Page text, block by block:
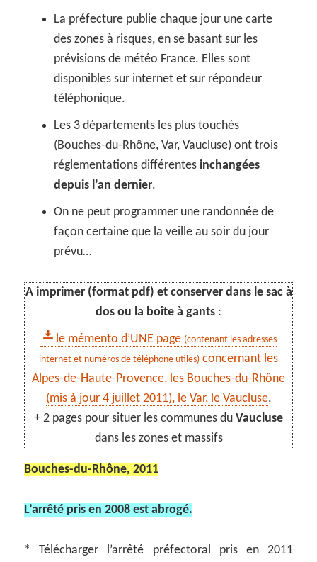
La préfecture publie chaque jour une carte
des zones à risques, en se basant sur les
prévisions de météo France. Elles sont
disponibles sur internet et sur répondeur
téléphonique.
Les 3 départements les plus touchés
(Bouches-du-Rhône, Var, Vaucluse) ont trois
réglementations différentesinchangées
depuis l’an dernier.
On ne peut programmer une randonnée de
façon certaine que la veille au soir du jour
prévu…
A imprimer (format pdf) et conserver dans le sac à
dos ou la boîte à gants :
le mémento d’UNE page (contenant les adresses
internet et numéros de téléphone utiles) concernant les
Alpes-de-Haute-Provence, les Bouches-du-Rhône
(mis à jour 4 juillet 2011), le Var, le Vaucluse,
+ 2 pages pour situer les communes du Vaucluse
dans les zones et massifs
Bouches-du-Rhône, 2011
L’arrêté pris en 2008 est abrogé.
* Télécharger l’arrêté préfectoral pris en 2011